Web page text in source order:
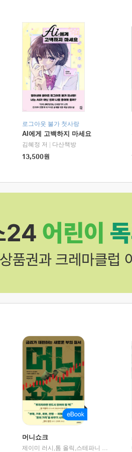
로그아웃 불가 첫사랑
AI에게 고백하지 마세요
김혜정 저
다산책방
13,500원
머니쇼크
제이미 러시,톰 올릭,스테파니 플랜더스 편저/임경은 역/박정호 감수